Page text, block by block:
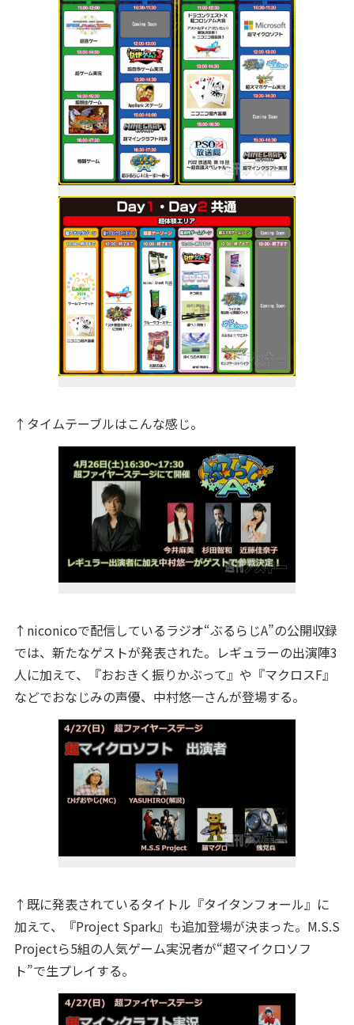
↑タイムテーブルはこんな感じ。
↑niconicoで配信しているラジオ“ぶるらじA”の公開収録
では、新たなゲストが発表された。レギュラーの出演陣3
人に加えて、『おおきく振りかぶって』や『マクロスF』
などでおなじみの声優、中村悠一さんが登場する。
↑既に発表されているタイトル『タイタンフォール』に
加えて、『Project Spark』も追加登場が決まった。M.S.S
Projectら5組の人気ゲーム実況者が“超マイクロソフ
ト”で生プレイする。